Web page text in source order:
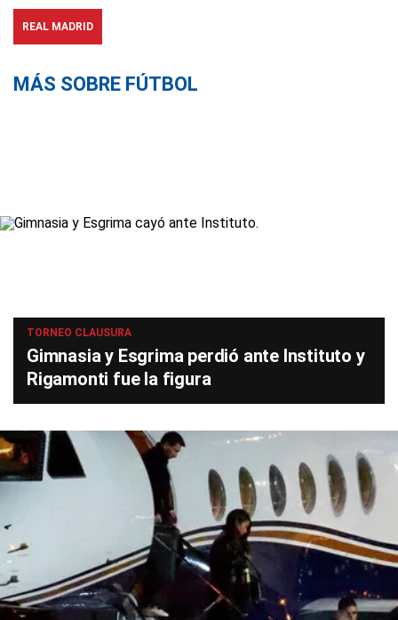
REAL MADRID
MÁS SOBRE FÚTBOL
TORNEO CLAUSURA
Gimnasia y Esgrima perdió ante Instituto y
Rigamonti fue la figura